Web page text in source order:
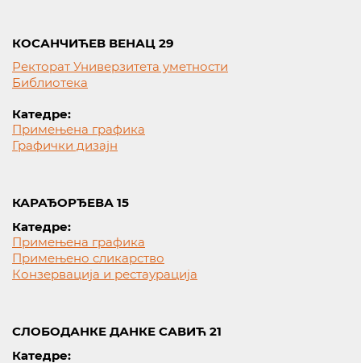
КОСАНЧИЋЕВ ВЕНАЦ 29
Ректорат Универзитета уметности
Библиотека
Катедре:
Примењена графика
Графички дизајн
КАРАЂОРЂЕВА 15
Катедре:
Примењена графика
Примењено сликарство
Конзервација и рестаурација
СЛОБОДАНКЕ ДАНКЕ САВИЋ 21
Катедре: